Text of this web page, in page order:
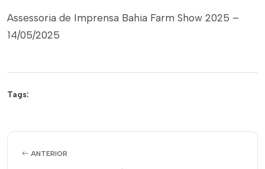
Assessoria de Imprensa Bahia Farm Show 2025 –
14/05/2025
Tags:
ANTERIOR